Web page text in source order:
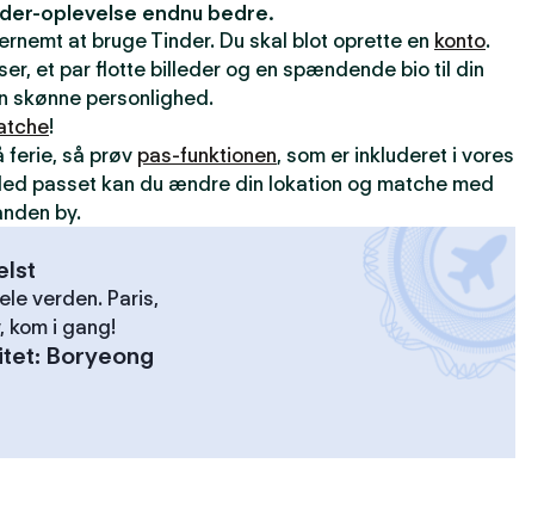
oplevelse endnu bedre.
at bruge Tinder. Du skal blot oprette en konto.
et par flotte billeder og en spændende bio til din
skønne personlighed.
!
ferie, så prøv pas-funktionen, som er inkluderet i vores
passet kan du ændre din lokation og matche med
by.
verden. Paris,
kom i gang!
: Boryeong